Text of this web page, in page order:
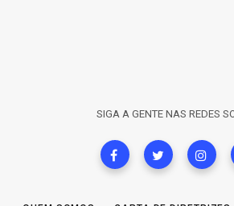
SIGA A GENTE NAS REDES